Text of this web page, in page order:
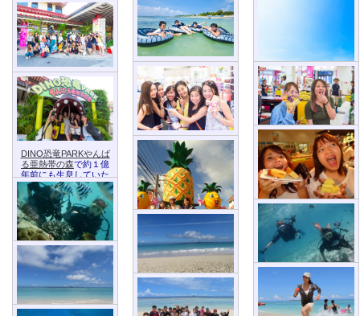
本島と古宇利島を結ぶ
１,９６０ｍの「古宇利
大橋」
絶景に、思わずテンシ
ョンが上がります
波に揺られていると、
時間も忘れてしまいま
す
最高の青空と青い海。
エメラルドビーチの詳
細はこちら
ここは沖縄県で有名な
お土産品店「御菓子御
殿」です
バラエティに富んだ沖
縄のお菓子が並んでお
り、試食も充実！
御菓子御殿の詳細はこ
ちら
DINO恐竜PARKやんば
る亜熱帯の森で約１億
年前にも生息していた
ヒカゲヘゴの原生林に
約１００体の恐竜がい
ます
古宇利オーシャンタワ
ー
での買い物。試食も
充実
ご存知名護パイナップ
ルパーク
。名護に来た
ら、一度はおいで♪
気分は魚。美しいサン
ゴ礁にウットリ
世界でも有数の、ダイ
ビングスポット
砂浜は白くて、波も穏
やかです